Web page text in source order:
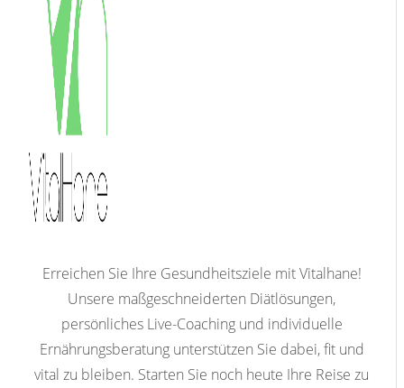
Erreichen Sie Ihre Gesundheitsziele mit Vitalhane!
Unsere maßgeschneiderten Diätlösungen,
persönliches Live-Coaching und individuelle
Ernährungsberatung unterstützen Sie dabei, fit und
vital zu bleiben. Starten Sie noch heute Ihre Reise zu